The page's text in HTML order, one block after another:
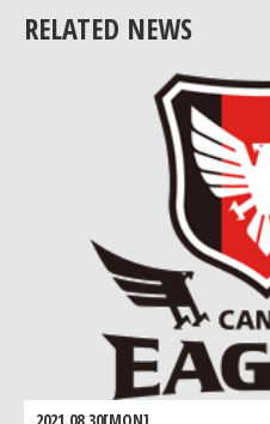
2007-2012
RELATED NEWS